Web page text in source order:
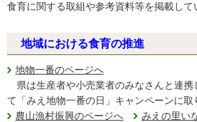
食育に関する取組や参考資料等を掲載して
地域における食育の推進
地物一番のページへ
県は生産者や小売業者のみなさんと連携
て「みえ地物一番の日」キャンペーンに
農山漁村振興のページへ
みえの里い